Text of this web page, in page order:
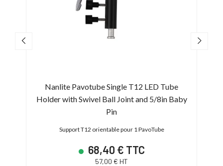
Nanlite Pavotube Single T12 LED Tube
Holder with Swivel Ball Joint and 5/8in Baby
Pin
Support T12 orientable pour 1 PavoTube
68,40 € TTC
57,00 € HT